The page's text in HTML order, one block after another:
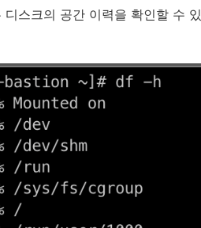
스크의 공간 이력을 확인할 수 있